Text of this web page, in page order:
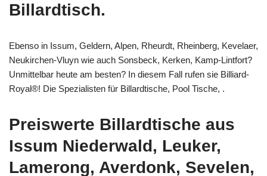
Billardtisch.
Ebenso in Issum, Geldern, Alpen, Rheurdt, Rheinberg, Kevelaer,
Neukirchen-Vluyn wie auch Sonsbeck, Kerken, Kamp-Lintfort?
Unmittelbar heute am besten? In diesem Fall rufen sie Billiard-
Royal®! Die Spezialisten für Billardtische, Pool Tische, .
Preiswerte Billardtische aus
Issum Niederwald, Leuker,
Lamerong, Averdonk, Sevelen,